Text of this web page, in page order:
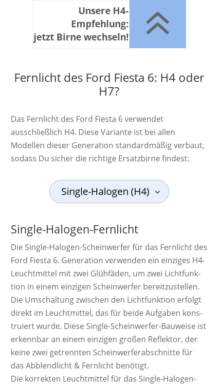
Unsere H4-
Empfehlung:
jetzt Birne wechseln!
6
Fernlicht des Ford Fiesta 6: H4 oder
H7?
Das Fernlicht des Ford Fiesta 6 verwendet
ausschließlich H4. Diese Variante ist bei allen
Modellen dieser Generation standardmäßig verbaut,
sodass Du sicher die richtige Ersatzbirne findest:
Single-Halogen (H4)
Single-Halogen-Fernlicht
Die Single-Ha­lo­gen-Schein­werf­er für das Fernlicht des
Ford Fiesta 6. Ge­ne­ra­ti­on ver­wen­den ein ein­zi­ges H4-
Leucht­mit­tel mit zwei Glüh­fäden, um zwei Licht­funk­
tion in einem ein­zi­gen Schein­werf­er bereit­zu­stel­len.
Die Um­schal­tung zwi­schen den Licht­funk­tion er­folgt
di­rekt im Leucht­mittel, das für beide Auf­ga­ben kons­
tru­iert wurde. Diese Single-Schein­werf­er-Bau­weise ist
er­kenn­bar an einem ein­zi­gen großen Re­flek­tor, der
keine zwei ge­trenn­ten Schein­werf­er­ab­schnit­te für
das Ab­blend­licht & Fern­licht be­nö­tigt.
Die kor­rek­ten Leucht­mittel für das Single-Halogen-